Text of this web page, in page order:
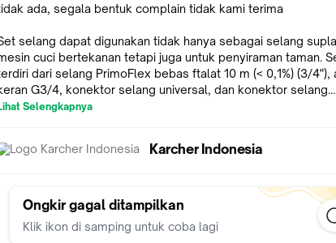
ada, segala bentuk complain tidak kami terima
selang dapat digunakan tidak hanya sebagai selang
cuci bertekanan tetapi juga untuk penyiraman taman.
dari selang PrimoFlex bebas ftalat 10 m (< 0,1%) (3/4"),
G3/4, konektor selang universal, dan konektor selang
dengan Aqua Stop. Selang taman di Kärcher saluran
taman kelas satu Kärcher: Pilihan bijak untuk
Spesifikasi
- Merk : Karcher
- Part Number : 2.645-156.0
Selengkapnya
Karcher Indonesia
Ongkir gagal ditampilkan
Klik ikon di samping untuk coba lagi